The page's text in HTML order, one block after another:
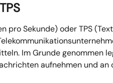
pro Sekunde) oder TPS
Im Grunde genommen
aufnehmen und